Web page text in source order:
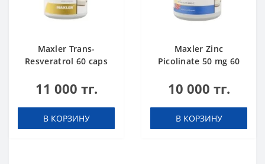
Maxler Trans-
Resveratrol 60 caps
11 000 тг.
В КОРЗИНУ
Maxler Zinc
Picolinate 50 mg 60
10 000 тг.
В КОРЗИНУ